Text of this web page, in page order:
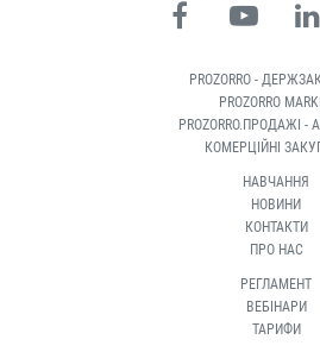
PROZORRO -
PROZORRO
PROZORRO.ПРОДАЖІ -
КОМЕРЦІЙНІ
НАВЧАННЯ
НОВИНИ
КОНТАКТИ
ПРО НАС
РЕГЛАМЕНТ
ВЕБІНАРИ
ТАРИФИ